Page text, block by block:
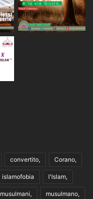
convertito, Corano,
islamofobia l'Islam,
musulmani, musulmano,